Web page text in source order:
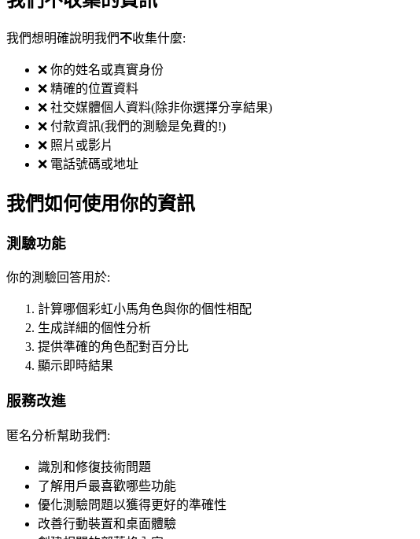
我們想明確說明我們不收集什麼:
❌ 你的姓名或真實身份
❌ 精確的位置資料
❌ 社交媒體個人資料(除非你選擇分享結果)
❌ 付款資訊(我們的測驗是免費的!)
❌ 照片或影片
❌ 電話號碼或地址
我們如何使用你的資訊
測驗功能
你的測驗回答用於:
計算哪個彩虹小馬角色與你的個性相配
生成詳細的個性分析
提供準確的角色配對百分比
顯示即時結果
服務改進
匿名分析幫助我們:
識別和修復技術問題
了解用戶最喜歡哪些功能
優化測驗問題以獲得更好的準確性
改善行動裝置和桌面體驗